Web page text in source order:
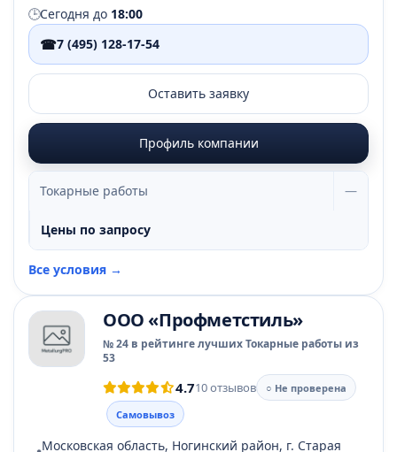
🕒Сегодня до 18:00
☎7 (495) 128-17-54
Оставить заявку
Профиль компании
Токарные работы —
Цены по запросу
Все условия →
ООО «Профметстиль»
№ 24 в рейтинге лучших Токарные работы из
53
4.710 отзывов
○ Не проверена
Самовывоз
Московская область, Ногинский район, г. Старая